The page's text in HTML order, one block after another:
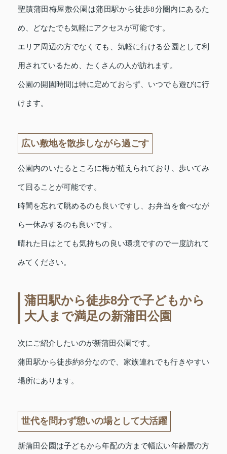
聖蹟蒲田梅屋敷公園は蒲田駅から徒歩8分圏内にあるた
め、どなたでも気軽にアクセスが可能です。
エリア周辺の方でなくても、気軽に行ける公園として利
用されているため、たくさんの人が訪れます。
公園の開園時間は特に定めておらず、いつでも遊びに行
けます。
広い敷地を散歩しながら過ごす
公園内のいたるところに梅が植えられており、歩いてみ
て回ることが可能です。
時間を忘れて眺めるのも良いですし、お弁当を食べなが
ら一休みするのも良いです。
晴れた日はとても気持ちの良い環境ですので一度訪れて
みてください。
蒲田駅から徒歩8分で子どもから
大人まで満足の新蒲田公園
次にご紹介したいのが新蒲田公園です。
蒲田駅から徒歩約8分なので、家族連れでも行きやすい
場所にあります。
世代を問わず憩いの場として大活躍
新蒲田公園は子どもから年配の方まで幅広い年齢層の方